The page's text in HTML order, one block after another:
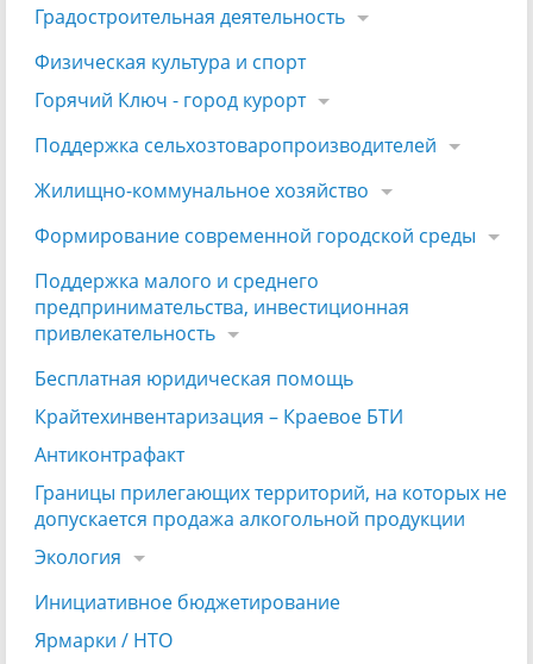
Градостроительная деятельность
Физическая культура и спорт
Горячий Ключ - город курорт
Поддержка сельхозтоваропроизводителей
Жилищно-коммунальное хозяйство
Формирование современной городской среды
Поддержка малого и среднего
предпринимательства, инвестиционная
привлекательность
Бесплатная юридическая помощь
Крайтехинвентаризация – Краевое БТИ
Антиконтрафакт
Границы прилегающих территорий, на которых не
допускается продажа алкогольной продукции
Экология
Инициативное бюджетирование
Ярмарки / НТО